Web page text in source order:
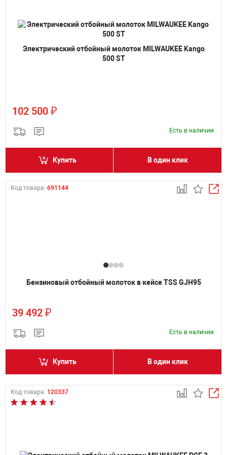
Электрический отбойный молоток MILWAUKEE Kango
500 ST
102 500 ₽
Есть в наличии
Купить В один клик
Код товара: 691144
Бензиновый отбойный молоток в кейсе TSS GJH95
39 492 ₽
Есть в наличии
Купить В один клик
Код товара: 120337